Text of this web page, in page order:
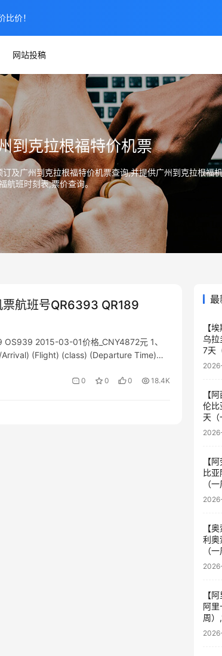
网站投稿
克拉根福特价机票
广州到克拉根福特价机票查询,并提供广州到克拉根福
航班时刻表,票价查询。
票航班号QR6393 QR189
OS939 2015-03-01价格_CNY4872元 1、
(Flight) (class) (Departure Time)
0 0 0 18.4K
最
【
乌拉
7天
【
伦比
天
【
比
（
【
利奥
（
【
阿
周
价！